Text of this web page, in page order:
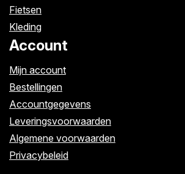
Fietsen
Kleding
Account
Mijn account
Bestellingen
Accountgegevens
Leveringsvoorwaarden
Algemene voorwaarden
Privacybeleid